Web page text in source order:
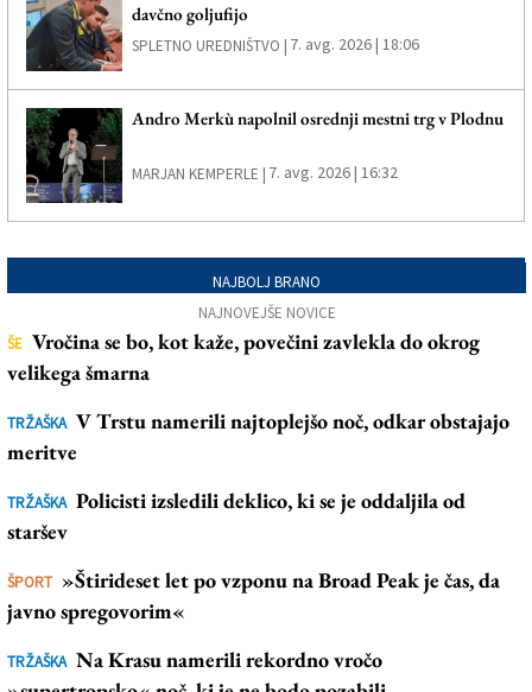
davčno goljufijo
SPLETNO UREDNIŠTVO | 7. avg. 2026 | 18:06
Andro Merkù napolnil osrednji mestni trg v Plodnu
MARJAN KEMPERLE | 7. avg. 2026 | 16:32
NAJBOLJ BRANO
NAJNOVEJŠE NOVICE
ŠE Vročina se bo, kot kaže, povečini zavlekla do okrog
velikega šmarna
TRŽAŠKA V Trstu namerili najtoplejšo noč, odkar obstajajo
meritve
TRŽAŠKA Policisti izsledili deklico, ki se je oddaljila od
staršev
ŠPORT »Štirideset let po vzponu na Broad Peak je čas, da
javno spregovorim«
TRŽAŠKA Na Krasu namerili rekordno vročo